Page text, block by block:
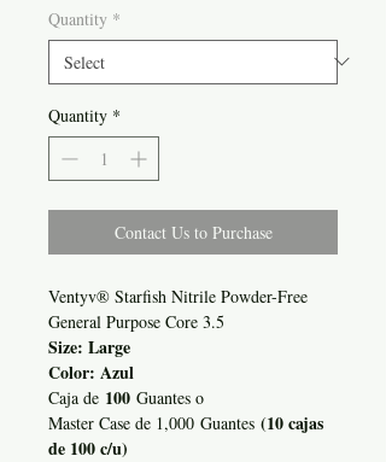
Quantity *
Quantity *
Contact Us to Purchase
Ventyv® Starfish Nitrile Powder-Free
General Purpose Core 3.5
Size: Large
Color: Azul
Caja de 100 Guantes o
Master Case de 1,000 Guantes (10 cajas
de 100 c/u)